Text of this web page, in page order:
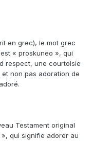
en grec), le mot grec
« proskuneo », qui
respect, une courtoisie
non pas adoration de
Testament original
qui signifie adorer au